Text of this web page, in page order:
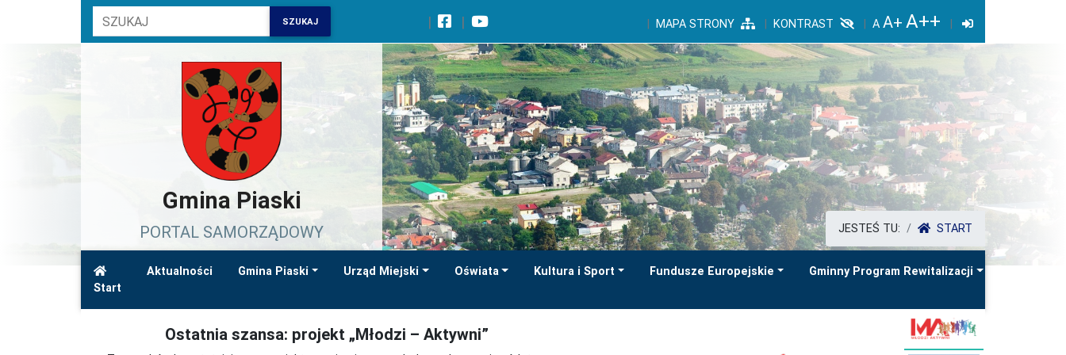
Przejdź do wyszukiwarki
Przejdź do treści głównej
Przejdź do stopki
Przejdź do menu górnego
Przejdź do mapy serwisu
SZUKAJ MAPA STRONY KONTRAST
Gmina Piaski
PORTAL SAMORZĄDOWY JESTEŚ TU: START
Start
Aktualności Gmina Piaski Urząd Miejski Oświata Kultura i Sport Fundusze Europejskie Gminny Program Rewitalizacji
Ostatnia szansa: projekt „Młodzi – Aktywni”
Informacja dotycząca nieruchomości wywłaszczonych pod